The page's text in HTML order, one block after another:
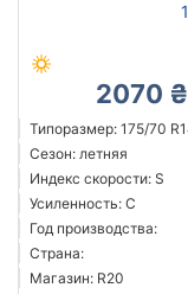
2070 ₴
Типоразмер: 175/70
Сезон: летняя
Индекс скорости: S
Усиленность: C
Год производства:
Страна:
Магазин: R20